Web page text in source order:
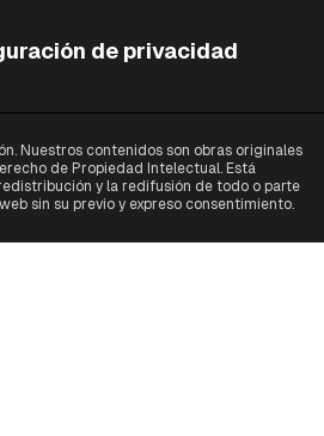
de privacidad
Nuestros contenidos son obras originales
de Propiedad Intelectual. Está
y la redifusión de todo o parte
sin su previo y expreso consentimiento.